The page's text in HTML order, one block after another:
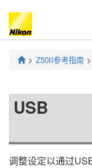
Z50II参考指南
USB
调整设定以通过